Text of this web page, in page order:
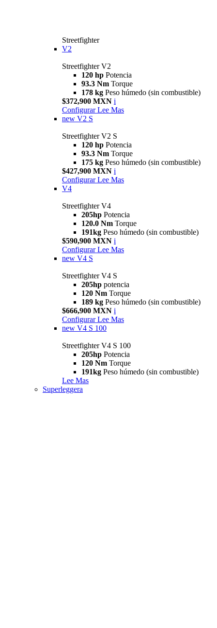
Streetfighter
V2
Streetfighter V2
120 hp Potencia
93.3 Nm Torque
178 kg Peso húmedo (sin combustible)
$372,900 MXN i
Configurar Lee Mas
new V2 S
Streetfighter V2 S
120 hp Potencia
93.3 Nm Torque
175 kg Peso húmedo (sin combustible)
$427,900 MXN i
Configurar Lee Mas
V4
Streetfighter V4
205hp Potencia
120.0 Nm Torque
191kg Peso húmedo (sin combustible)
$590,900 MXN i
Configurar Lee Mas
new V4 S
Streetfighter V4 S
205hp potencia
120 Nm Torque
189 kg Peso húmedo (sin combustible)
$666,900 MXN i
Configurar Lee Mas
new V4 S 100
Streetfighter V4 S 100
205hp Potencia
120 Nm Torque
191kg Peso húmedo (sin combustible)
Lee Mas
Superleggera